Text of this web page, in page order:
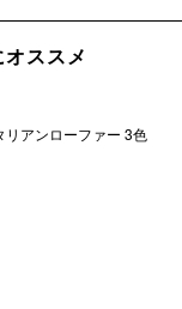
ススメ
リアンローファー 3色